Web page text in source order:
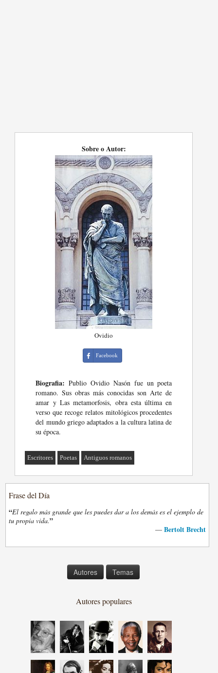
Sobre o Autor:
Ovidio
Facebook
Biografia: Publio Ovidio Nasón fue un poeta
romano. Sus obras más conocidas son Arte de
amar y Las metamorfosis, obra esta última en
verso que recoge relatos mitológicos procedentes
del mundo griego adaptados a la cultura latina de
su época.
Escritores Poetas Antiguos romanos
Frase del Día
“El regalo más grande que les puedes dar a los demás es el ejemplo de
tu propia vida.”
— Bertolt Brecht
Autores Temas
Autores populares